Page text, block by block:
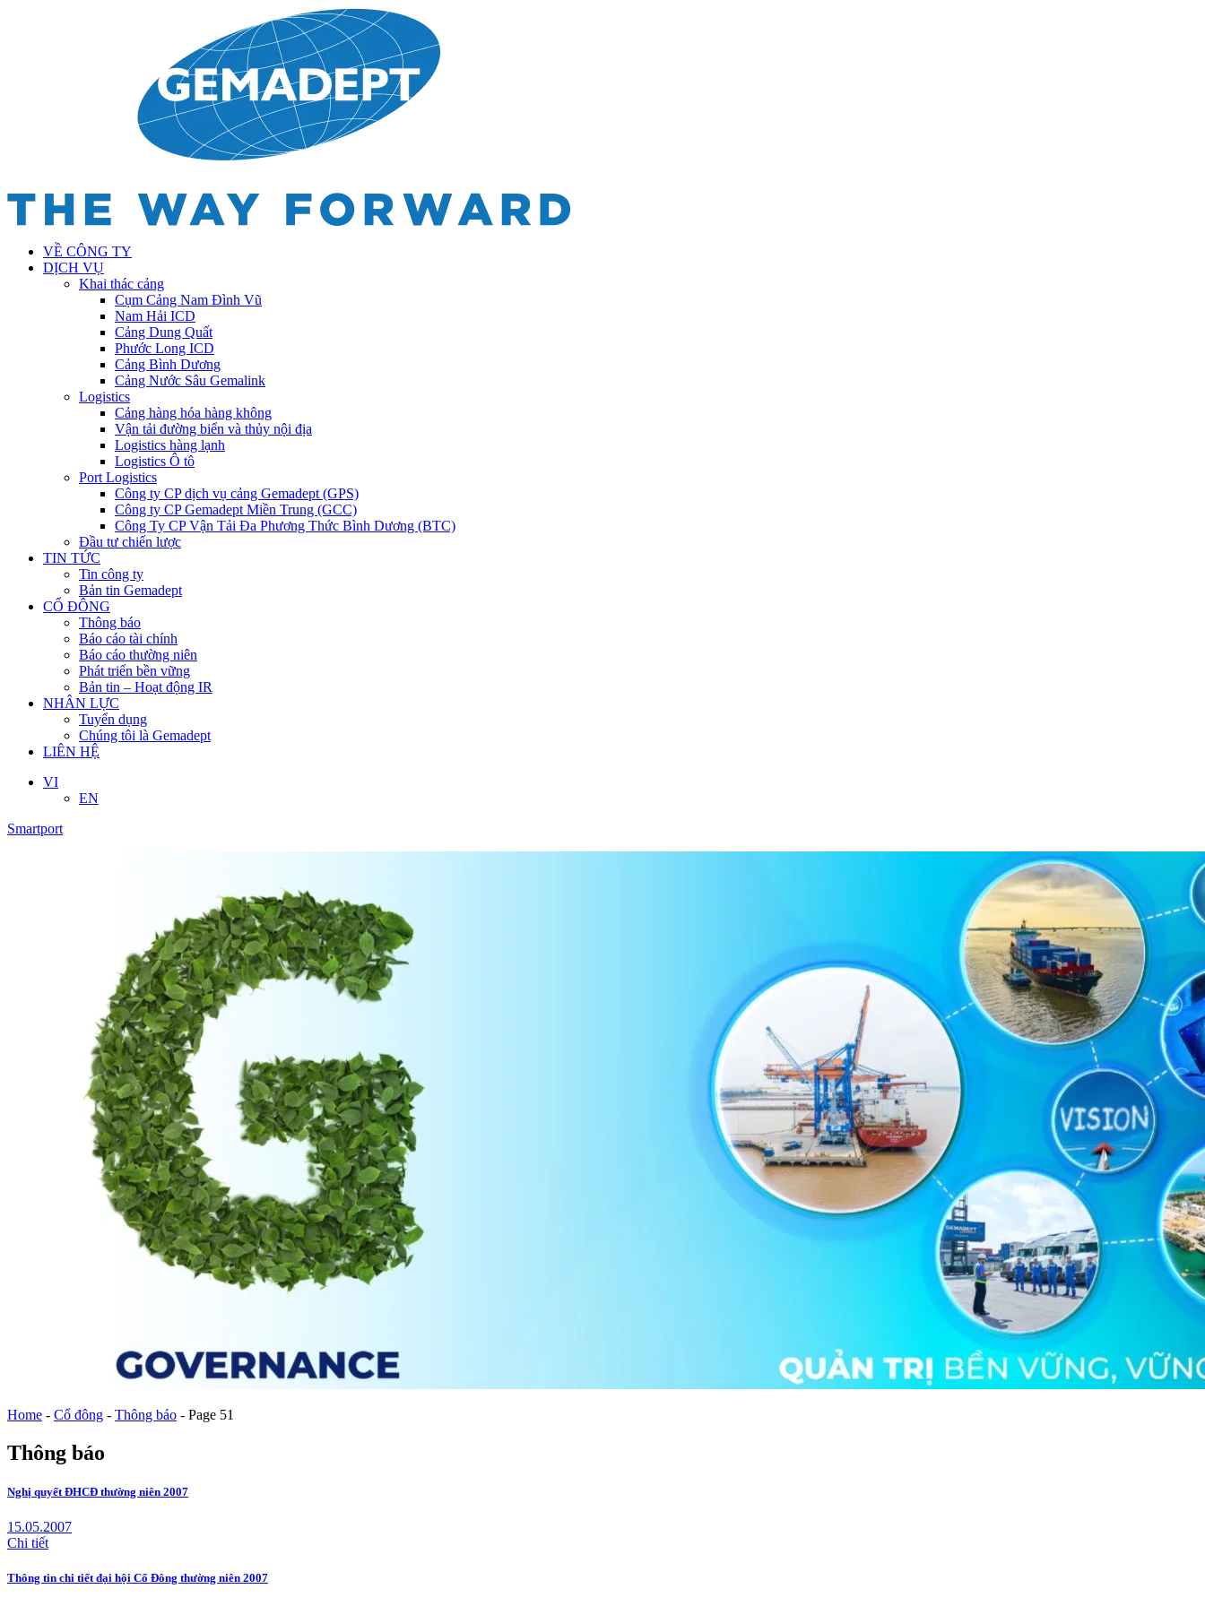
VỀ CÔNG TY
DỊCH VỤ
Khai thác cảng
Cụm Cảng Nam Đình Vũ
Nam Hải ICD
Cảng Dung Quất
Phước Long ICD
Cảng Bình Dương
Cảng Nước Sâu Gemalink
Logistics
Cảng hàng hóa hàng không
Vận tải đường biển và thủy nội địa
Logistics hàng lạnh
Logistics Ô tô
Port Logistics
Công ty CP dịch vụ cảng Gemadept (GPS)
Công ty CP Gemadept Miền Trung (GCC)
Công Ty CP Vận Tải Đa Phương Thức Bình Dương (BTC)
Đầu tư chiến lược
TIN TỨC
Tin công ty
Bản tin Gemadept
CỔ ĐÔNG
Thông báo
Báo cáo tài chính
Báo cáo thường niên
Phát triển bền vững
Bản tin – Hoạt động IR
NHÂN LỰC
Tuyển dụng
Chúng tôi là Gemadept
LIÊN HỆ
VI
EN
Smartport
Home - Cổ đông - Thông báo - Page 51
Thông báo
Nghị quyết ĐHCĐ thường niên 2007
15.05.2007
Chi tiết
Thông tin chi tiết đại hội Cổ Đông thường niên 2007